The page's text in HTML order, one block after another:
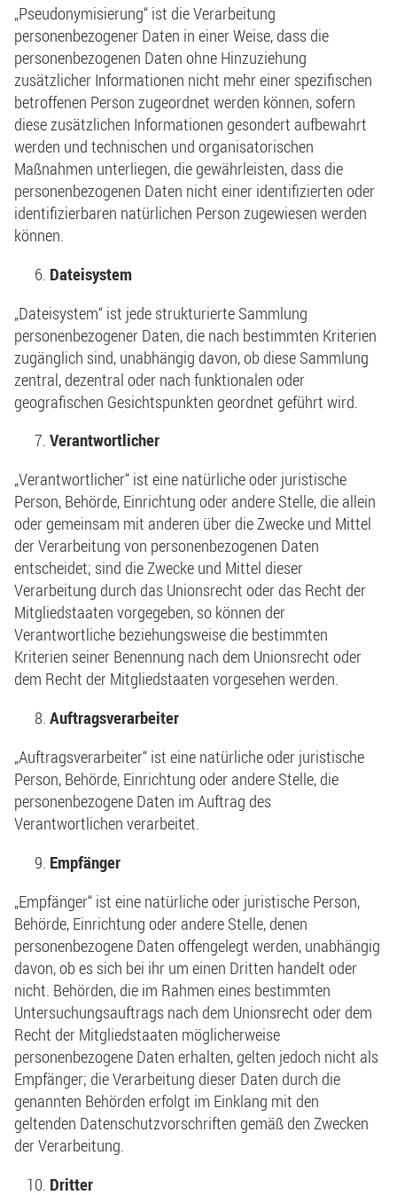
„Pseudonymisierung“ ist die Verarbeitung
personenbezogener Daten in einer Weise, dass die
personenbezogenen Daten ohne Hinzuziehung
zusätzlicher Informationen nicht mehr einer spezifischen
betroffenen Person zugeordnet werden können, sofern
diese zusätzlichen Informationen gesondert aufbewahrt
werden und technischen und organisatorischen
Maßnahmen unterliegen, die gewährleisten, dass die
personenbezogenen Daten nicht einer identifizierten oder
identifizierbaren natürlichen Person zugewiesen werden
können.
Dateisystem
„Dateisystem“ ist jede strukturierte Sammlung
personenbezogener Daten, die nach bestimmten Kriterien
zugänglich sind, unabhängig davon, ob diese Sammlung
zentral, dezentral oder nach funktionalen oder
geografischen Gesichtspunkten geordnet geführt wird.
Verantwortlicher
„Verantwortlicher“ ist eine natürliche oder juristische
Person, Behörde, Einrichtung oder andere Stelle, die allein
oder gemeinsam mit anderen über die Zwecke und Mittel
der Verarbeitung von personenbezogenen Daten
entscheidet; sind die Zwecke und Mittel dieser
Verarbeitung durch das Unionsrecht oder das Recht der
Mitgliedstaaten vorgegeben, so können der
Verantwortliche beziehungsweise die bestimmten
Kriterien seiner Benennung nach dem Unionsrecht oder
dem Recht der Mitgliedstaaten vorgesehen werden.
Auftragsverarbeiter
„Auftragsverarbeiter“ ist eine natürliche oder juristische
Person, Behörde, Einrichtung oder andere Stelle, die
personenbezogene Daten im Auftrag des
Verantwortlichen verarbeitet.
Empfänger
„Empfänger“ ist eine natürliche oder juristische Person,
Behörde, Einrichtung oder andere Stelle, denen
personenbezogene Daten offengelegt werden, unabhängig
davon, ob es sich bei ihr um einen Dritten handelt oder
nicht. Behörden, die im Rahmen eines bestimmten
Untersuchungsauftrags nach dem Unionsrecht oder dem
Recht der Mitgliedstaaten möglicherweise
personenbezogene Daten erhalten, gelten jedoch nicht als
Empfänger; die Verarbeitung dieser Daten durch die
genannten Behörden erfolgt im Einklang mit den
geltenden Datenschutzvorschriften gemäß den Zwecken
der Verarbeitung.
Dritter